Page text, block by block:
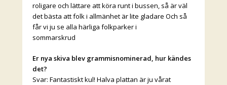
roligare och lättare att köra runt i bussen, så är väl
det bästa att folk i allmänhet är lite gladare Och så
får vi ju se alla härliga folkparker i
sommarskrud
Er nya skiva blev grammisnominerad, hur kändes
det?
Svar: Fantastiskt kul! Halva plattan är ju vårat